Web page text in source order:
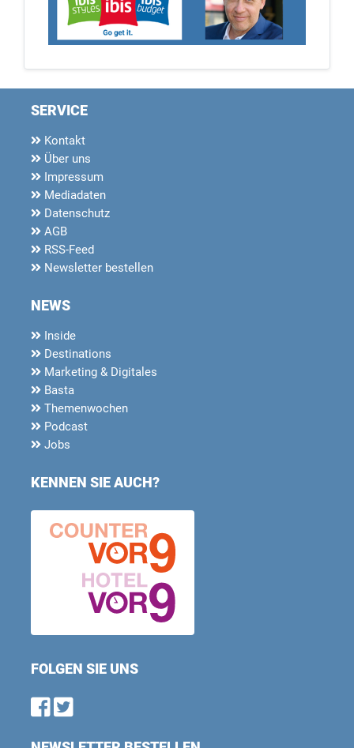
SERVICE
Kontakt
Über uns
Impressum
Mediadaten
Datenschutz
AGB
RSS-Feed
Newsletter bestellen
NEWS
Inside
Destinations
Marketing & Digitales
Basta
Themenwochen
Podcast
Jobs
KENNEN SIE AUCH?
FOLGEN SIE UNS
Find us on Facebook
Follow us on Twitter